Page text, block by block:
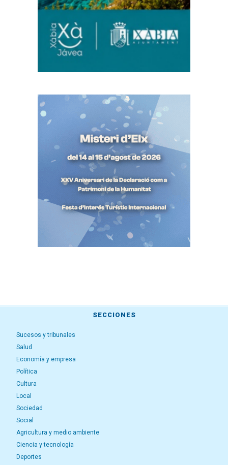
SECCIONES
Sucesos y tribunales
Salud
Economía y empresa
Política
Cultura
Local
Sociedad
Social
Agricultura y medio ambiente
Ciencia y tecnología
Deportes